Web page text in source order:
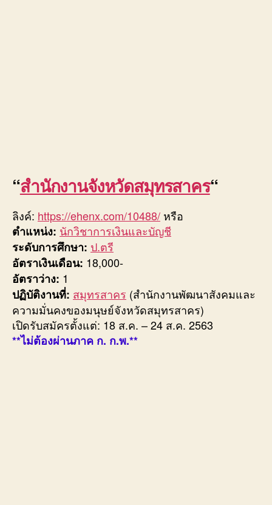
“สำนักงานจังหวัดสมุทรสาคร“
ลิงค์: https://ehenx.com/10488/ หรือ
ตำแหน่ง: นักวิชาการเงินและบัญชี
ระดับการศึกษา: ป.ตรี
อัตราเงินเดือน: 18,000-
อัตราว่าง: 1
ปฏิบัติงานที่: สมุทรสาคร (สำนักงานพัฒนาสังคมและ
ความมั่นคงของมนุษย์จังหวัดสมุทรสาคร)
เปิดรับสมัครตั้งแต่: 18 ส.ค. – 24 ส.ค. 2563
**ไม่ต้องผ่านภาค ก. ก.พ.**